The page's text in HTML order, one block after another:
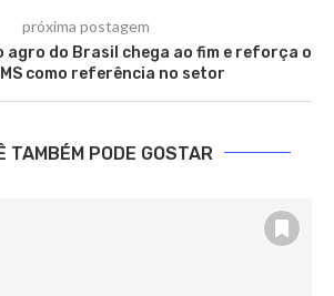
próxima postagem
agro do Brasil chega ao fim e reforça o
como referência no setor
TAMBÉM PODE GOSTAR